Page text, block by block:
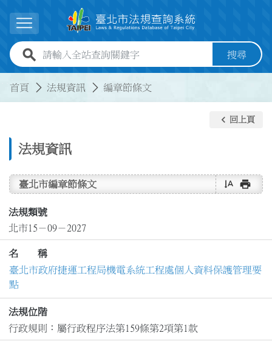
展開選單
全站查詢關鍵字欄位 搜尋
首頁 法規資訊 編章節條文
法規資訊
keyboard_arrow_left 回上頁
臺北市編章節條文 text_rotate_vertical print
法規類號
北市15－09－2027
名 稱
臺北市政府捷運工程局機電系統工程處個人資料保護管理要
點
法規位階
行政規則：屬行政程序法第159條第2項第1款